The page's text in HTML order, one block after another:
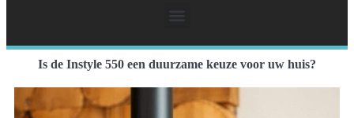
Is de Instyle 550 een duurzame keuze voor uw huis?